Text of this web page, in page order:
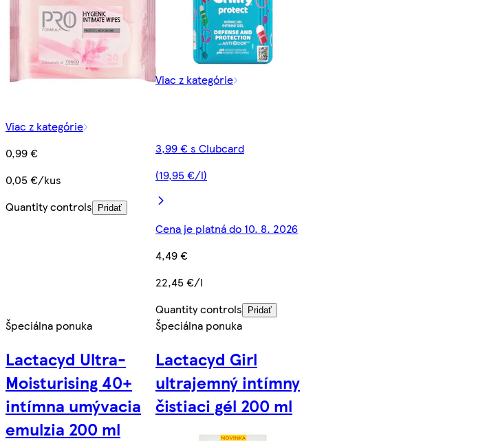
Viac z kategórie
0,99 €
0,05 €/kus
Quantity controls
Pridať
Viac z kategórie
3,99 € s Clubcard
(19,95 €/l)
Cena je platná do 10. 8. 2026
4,49 €
22,45 €/l
Quantity controls
Pridať
Špeciálna ponuka
Lactacyd Ultra-
Moisturising 40+
intímna umývacia
emulzia 200 ml
Špeciálna ponuka
Lactacyd Girl
ultrajemný intímny
čistiaci gél 200 ml